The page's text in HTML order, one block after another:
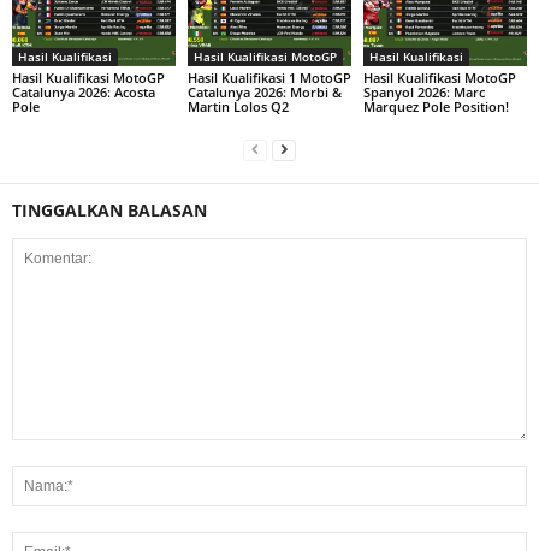
Hasil Kualifikasi
Hasil Kualifikasi MotoGP
Catalunya 2026: Acosta
Pole
Hasil Kualifikasi MotoGP
Hasil Kualifikasi 1 MotoGP
Catalunya 2026: Morbi &
Martin Lolos Q2
Hasil Kualifikasi
Hasil Kualifikasi MotoGP
Spanyol 2026: Marc
Marquez Pole Position!
TINGGALKAN BALASAN